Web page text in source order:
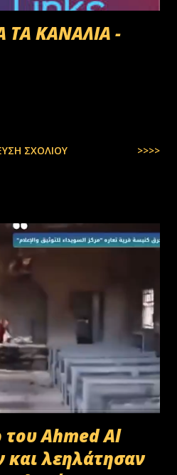
ΤΑ ΚΑΝΑΛΙΑ -
ΣΧΟΛΊΟΥ >>>>
Ahmed Al
λεηλάτησαν